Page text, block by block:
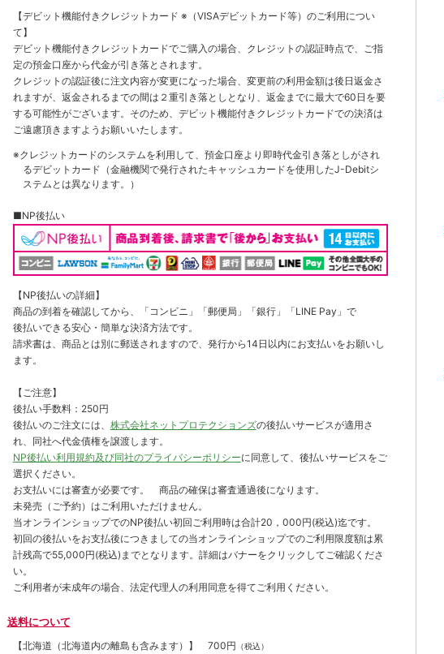
【デビット機能付きクレジットカード ※（VISAデビットカード等） のご利用につい
て】
デビット機能付きクレジットカードでご購入の場合、クレジットの認証時点で、ご指
定の預金口座から代金が引き落とされます。
クレジットの認証後に注文内容が変更になった場合、変更前の利用金額は後日返金さ
れますが、返金されるまでの間は２重引き落としとなり、返金までに最大で60日を要
する可能性がございます。そのため、デビット機能付きクレジットカードでの決済は
ご遠慮頂きますようお願いいたします。
※クレジットカードのシステムを利用して、預金口座より即時代金引き落としがされ
るデビットカード（金融機関で発行されたキャッシュカードを使用したJ-Debitシ
ステムとは異なります。）
■NP後払い
【NP後払いの詳細】
商品の到着を確認してから、「コンビニ」「郵便局」「銀行」「LINE Pay」で
後払いできる安心・簡単な決済方法です。
請求書は、商品とは別に郵送されますので、発行から14日以内にお支払いをお願いし
ます。
【ご注意】
後払い手数料：250円
後払いのご注文には、 株式会社ネットプロテクションズの後払いサービスが適用さ
れ、同社へ代金債権を譲渡します。
NP後払い利用規約及び同社のプライバシーポリシーに同意して、後払いサービスをご
選択ください。
お支払いには審査が必要です。 商品の確保は審査通過後になります。
未発売（ご予約）はご利用いただけません。
当オンラインショップでのNP後払い初回ご利用時は合計20，000円(税込)迄です。
初回の後払いをお支払後につきましての当オンラインショップでのご利用限度額は累
計残高で55,000円(税込)までとなります。詳細はバナーをクリックしてご確認くださ
い。
ご利用者が未成年の場合、法定代理人の利用同意を得てご利用ください。
送料について
【北海道（北海道内の離島も含みます）】 700円 （税込）